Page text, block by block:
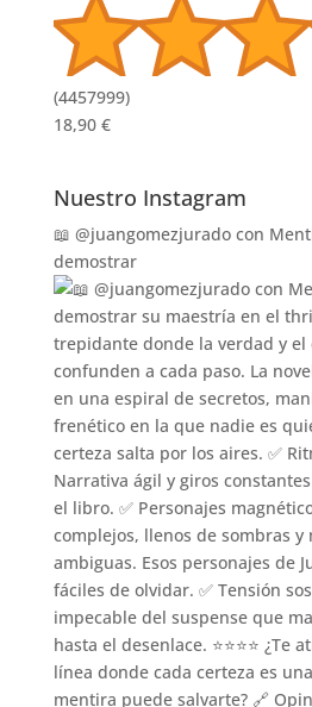
(4457999)
18,90 €
Nuestro Instagram
📖 @juangomezjurado con
demostrar